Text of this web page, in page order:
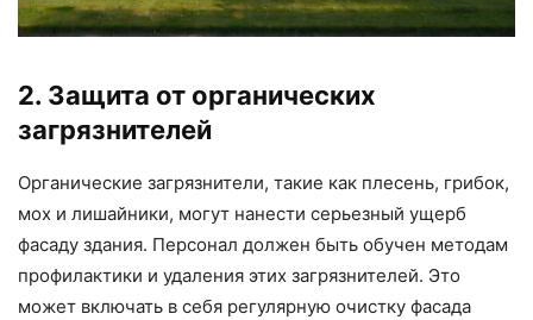
2. Защита от органических
загрязнителей
Органические загрязнители, такие как плесень, грибок,
мох и лишайники, могут нанести серьезный ущерб
фасаду здания. Персонал должен быть обучен методам
профилактики и удаления этих загрязнителей. Это
может включать в себя регулярную очистку фасада